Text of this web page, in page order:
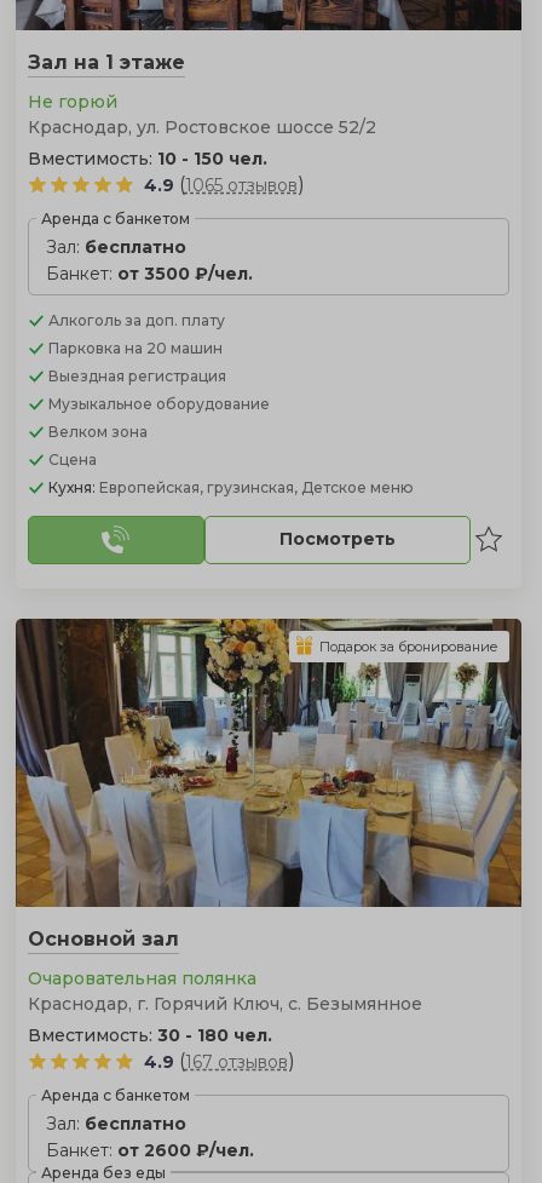
Зал на 1 этаже
Не горюй
Краснодар, ул. Ростовское шоссе 52/2
Вместимость: 10 - 150 чел.
4.9 (1065 отзывов)
Аренда с банкетом
Зал: бесплатно
Банкет: от 3500 ₽/чел.
Алкоголь за доп. плату
Парковка на 20 машин
Выездная регистрация
Музыкальное оборудование
Велком зона
Сцена
Кухня: Европейская, грузинская, Детское меню
Посмотреть
Основной зал
Очаровательная полянка
Краснодар, г. Горячий Ключ, с. Безымянное
Вместимость: 30 - 180 чел.
4.9 (167 отзывов)
Аренда с банкетом
Зал: бесплатно
Банкет: от 2600 ₽/чел.
Аренда без еды
Подарок за бронирование